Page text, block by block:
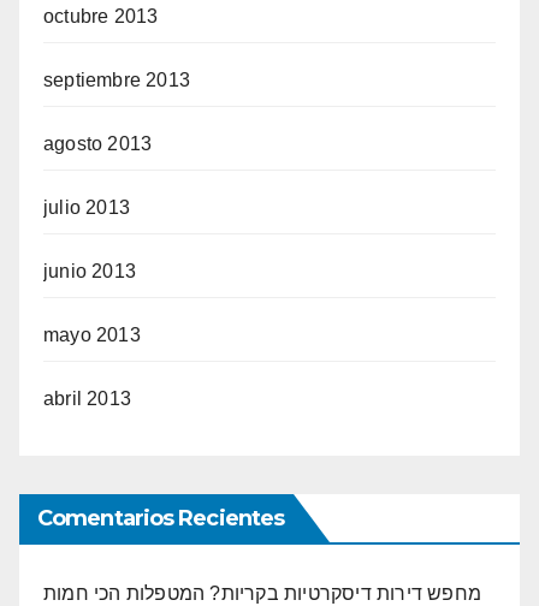
octubre 2013
septiembre 2013
agosto 2013
julio 2013
junio 2013
mayo 2013
abril 2013
Comentarios Recientes
מחפש דירות דיסקרטיות בקריות? המטפלות הכי חמות